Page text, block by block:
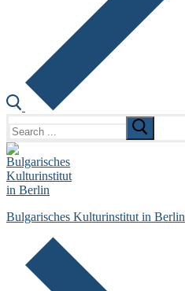
for:
Bulgarisches Kulturinstitut in Berlin